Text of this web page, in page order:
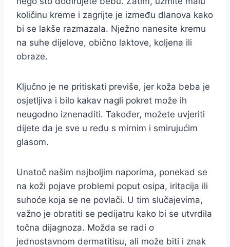
količinu kreme i zagrijte je između dlanova kako
bi se lakše razmazala. Nježno nanesite kremu
na suhe dijelove, obično laktove, koljena ili
obraze.
Ključno je ne pritiskati previše, jer koža beba je
osjetljiva i bilo kakav nagli pokret može ih
neugodno iznenaditi. Također, možete uvjeriti
dijete da je sve u redu s mirnim i smirujućim
glasom.
Unatoč našim najboljim naporima, ponekad se
na koži pojave problemi poput osipa, iritacija ili
suhoće koja se ne povlači. U tim slučajevima,
važno je obratiti se pedijatru kako bi se utvrdila
točna dijagnoza. Možda se radi o
jednostavnom dermatitisu, ali može biti i znak